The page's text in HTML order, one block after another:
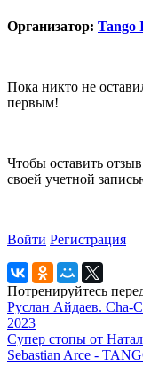
Организатор: Tango
Пока никто не
первым!
Чтобы оставить
своей учетной
Войти Регистрация
Потренируйтесь
Руслан Айдаев. Cha-
2023
Супер стопы от
Sebastian Arce -